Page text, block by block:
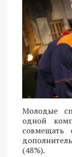
Молодые
одной
совмещать
(48%).